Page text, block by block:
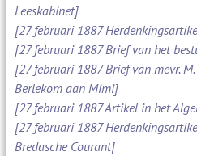
Leeskabinet]
[27 februari 1887
[27 februari 1887 Brief van het
[27 februari 1887 Brief van mevr.
Berlekom aan Mimi]
[27 februari 1887 Artikel in het
[27 februari 1887
Bredasche Courant]